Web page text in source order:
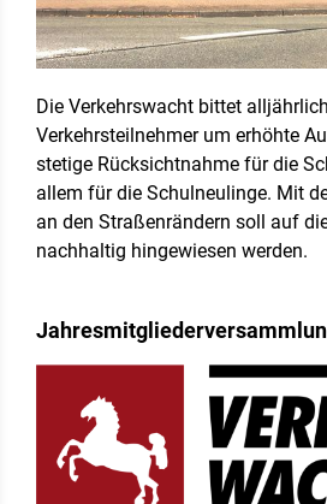
Die Verkehrswacht bittet
Verkehrsteilnehmer um erhöhte
stetige Rücksichtnahme für die
allem für die Schulneulinge. Mit
an den Straßenrändern soll auf
nachhaltig hingewiesen werden.